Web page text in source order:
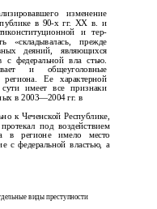
изменение
в 90-х гг. XX в. и
и тер­
«складывалась, прежде
деяний, являющихся
с федеральной вла­ стью.
и общеуголовные
Ее характерной
имеет все признаки
в 2003—2004 гг. в
к Чеченской Республике,
под воздействием
в регионе имело место
с федеральной властью, а
виды преступности